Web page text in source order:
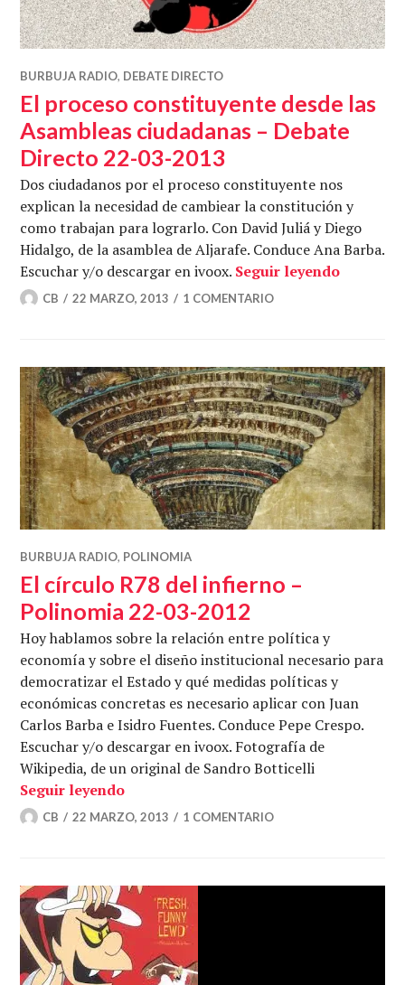
BURBUJA RADIO, DEBATE DIRECTO
El proceso constituyente desde las
Asambleas ciudadanas – Debate
Directo 22-03-2013
Dos ciudadanos por el proceso constituyente nos
explican la necesidad de cambiear la constitución y
como trabajan para lograrlo. Con David Juliá y Diego
Hidalgo, de la asamblea de Aljarafe. Conduce Ana Barba.
Escuchar y/o descargar en ivoox. Seguir leyendoEl
CB 22 MARZO, 2013 1 COMENTARIO
BURBUJA RADIO, POLINOMIA
El círculo R78 del infierno –
Polinomia 22-03-2012
Hoy hablamos sobre la relación entre política y
economía y sobre el diseño institucional necesario para
democratizar el Estado y qué medidas políticas y
económicas concretas es necesario aplicar con Juan
Carlos Barba e Isidro Fuentes. Conduce Pepe Crespo.
Escuchar y/o descargar en ivoox. Fotografía de
Wikipedia, de un original de Sandro Botticelli
Seguir leyendoEl círculo R78 del infierno – Polinomia
CB 22 MARZO, 2013 1 COMENTARIO